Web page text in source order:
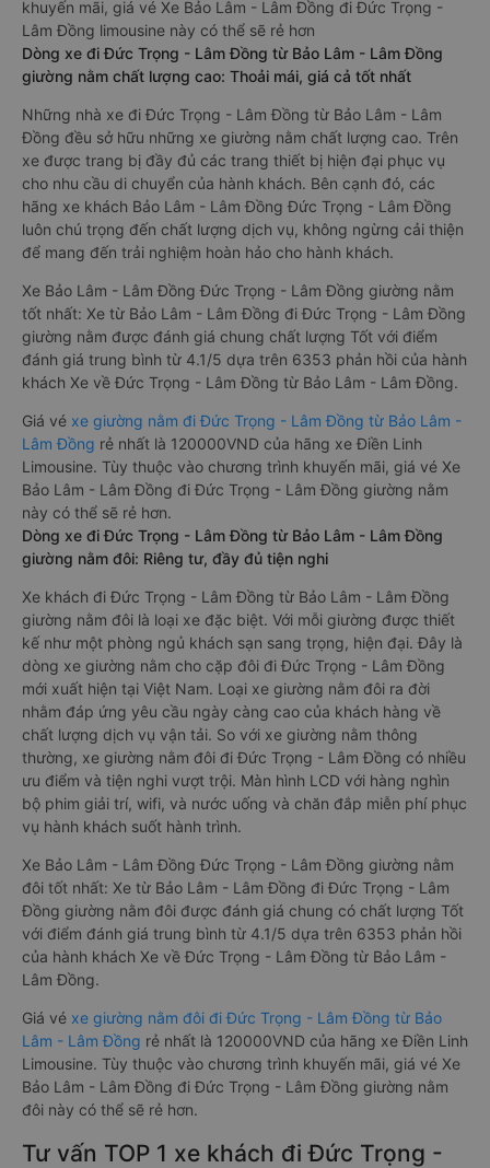
khuyến mãi, giá vé Xe Bảo Lâm - Lâm Đồng đi Đức Trọng -
Lâm Đồng limousine này có thể sẽ rẻ hơn
Dòng xe đi Đức Trọng - Lâm Đồng từ Bảo Lâm - Lâm Đồng
giường nằm chất lượng cao: Thoải mái, giá cả tốt nhất
Những nhà xe đi Đức Trọng - Lâm Đồng từ Bảo Lâm - Lâm
Đồng đều sở hữu những xe giường nằm chất lượng cao. Trên
xe được trang bị đầy đủ các trang thiết bị hiện đại phục vụ
cho nhu cầu di chuyển của hành khách. Bên cạnh đó, các
hãng xe khách Bảo Lâm - Lâm Đồng Đức Trọng - Lâm Đồng
luôn chú trọng đến chất lượng dịch vụ, không ngừng cải thiện
để mang đến trải nghiệm hoàn hảo cho hành khách.
Xe Bảo Lâm - Lâm Đồng Đức Trọng - Lâm Đồng giường nằm
tốt nhất: Xe từ Bảo Lâm - Lâm Đồng đi Đức Trọng - Lâm Đồng
giường nằm được đánh giá chung chất lượng Tốt với điểm
đánh giá trung bình từ 4.1/5 dựa trên 6353 phản hồi của hành
khách Xe về Đức Trọng - Lâm Đồng từ Bảo Lâm - Lâm Đồng.
Giá vé xe giường nằm đi Đức Trọng - Lâm Đồng từ Bảo Lâm -
Lâm Đồng rẻ nhất là 120000VND của hãng xe Điền Linh
Limousine. Tùy thuộc vào chương trình khuyến mãi, giá vé Xe
Bảo Lâm - Lâm Đồng đi Đức Trọng - Lâm Đồng giường nằm
này có thể sẽ rẻ hơn.
Dòng xe đi Đức Trọng - Lâm Đồng từ Bảo Lâm - Lâm Đồng
giường nằm đôi: Riêng tư, đầy đủ tiện nghi
Xe khách đi Đức Trọng - Lâm Đồng từ Bảo Lâm - Lâm Đồng
giường nằm đôi là loại xe đặc biệt. Với mỗi giường được thiết
kế như một phòng ngủ khách sạn sang trọng, hiện đại. Đây là
dòng xe giường nằm cho cặp đôi đi Đức Trọng - Lâm Đồng
mới xuất hiện tại Việt Nam. Loại xe giường nằm đôi ra đời
nhằm đáp ứng yêu cầu ngày càng cao của khách hàng về
chất lượng dịch vụ vận tải. So với xe giường nằm thông
thường, xe giường nằm đôi đi Đức Trọng - Lâm Đồng có nhiều
ưu điểm và tiện nghi vượt trội. Màn hình LCD với hàng nghìn
bộ phim giải trí, wifi, và nước uống và chăn đắp miễn phí phục
vụ hành khách suốt hành trình.
Xe Bảo Lâm - Lâm Đồng Đức Trọng - Lâm Đồng giường nằm
đôi tốt nhất: Xe từ Bảo Lâm - Lâm Đồng đi Đức Trọng - Lâm
Đồng giường nằm đôi được đánh giá chung có chất lượng Tốt
với điểm đánh giá trung bình từ 4.1/5 dựa trên 6353 phản hồi
của hành khách Xe về Đức Trọng - Lâm Đồng từ Bảo Lâm -
Lâm Đồng.
Giá vé xe giường nằm đôi đi Đức Trọng - Lâm Đồng từ Bảo
Lâm - Lâm Đồng rẻ nhất là 120000VND của hãng xe Điền Linh
Limousine. Tùy thuộc vào chương trình khuyến mãi, giá vé Xe
Bảo Lâm - Lâm Đồng đi Đức Trọng - Lâm Đồng giường nằm
đôi này có thể sẽ rẻ hơn.
Tư vấn TOP 1 xe khách đi Đức Trọng -